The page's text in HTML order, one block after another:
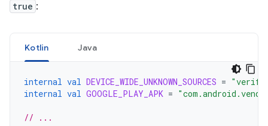
true :
Kotlin Java
internal val DEVICE_WIDE_UNKNOWN_SOURCES =
internal val GOOGLE_PLAY_APK =
// ...